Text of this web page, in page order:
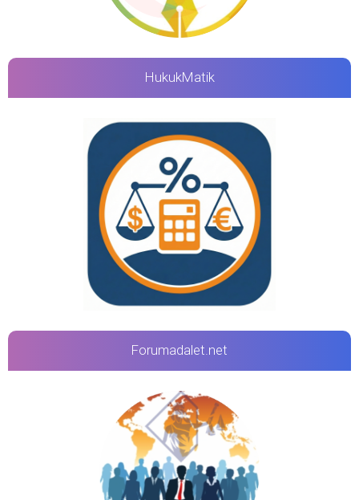
HukukMatik
Forumadalet.net